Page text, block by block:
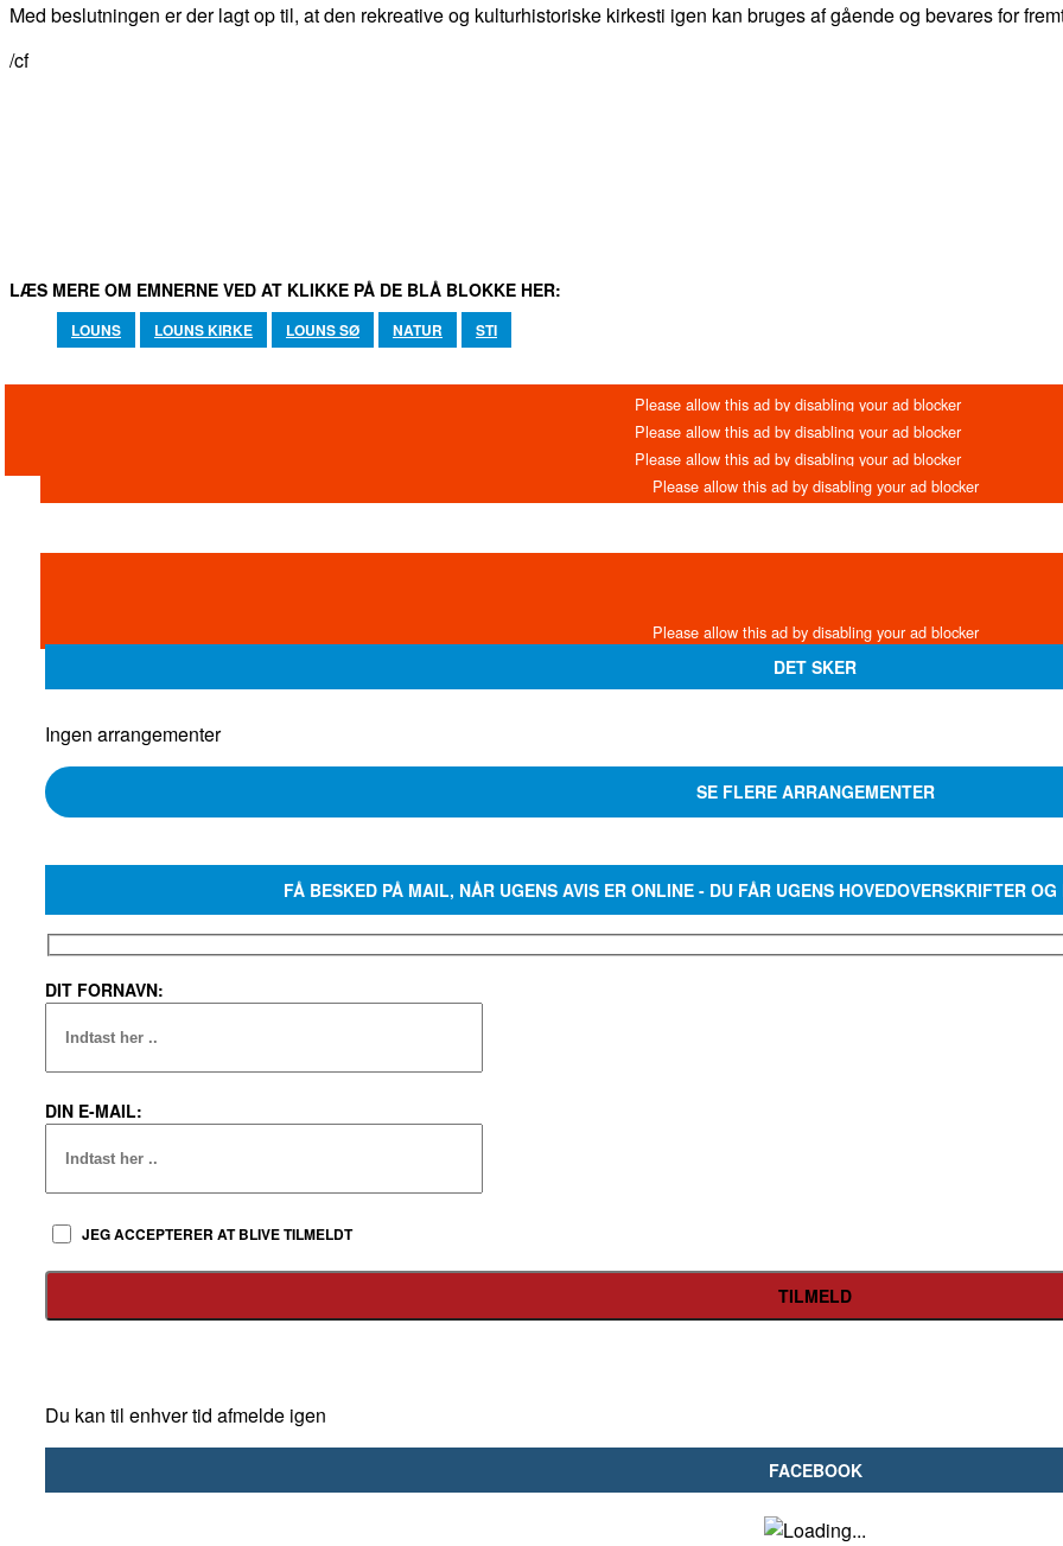
Med beslutningen er der lagt op til, at den rekreative og kulturhistoriske kirkesti igen kan bruges af gående og bevares for
/cf
LÆS MERE OM EMNERNE VED AT KLIKKE PÅ DE BLÅ BLOKKE HER:
LOUNS LOUNS KIRKE LOUNS SØ NATUR STI
DET SKER
Ingen arrangementer
SE FLERE ARRANGEMENTER
FÅ BESKED PÅ MAIL, NÅR UGENS AVIS ER ONLINE - DU FÅR UGENS HOVEDOVERSKRIFTER
DIT FORNAVN:
DIN E-MAIL:
JEG ACCEPTERER AT BLIVE TILMELDT
Du kan til enhver tid afmelde igen
FACEBOOK